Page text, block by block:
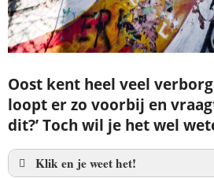
Oost kent heel veel
loopt er zo voorbij en
dit?’ Toch wil je het wel
Klik en je weet het!